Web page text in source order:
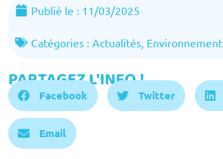
Publié le : 11/03/2025
Catégories : Actualités Environnement
PARTAGEZ L'INFO !
Facebook Twitter
Email